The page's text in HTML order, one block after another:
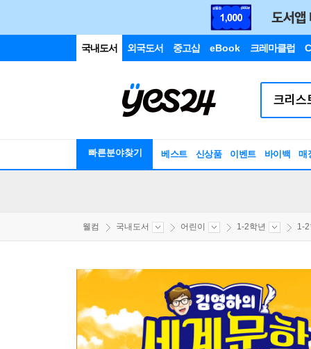
국내도서 외국도서 중고샵 eBook 크레마클럽
빠른분야찾기 베스트 신상품 이벤트 바이백 매
웰컴 국내도서 어린이 1-2학년 1-